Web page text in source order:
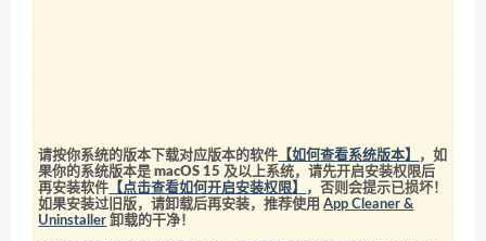
请按你系统的版本下载对应版本的软件 【如何查看系统版本】
，如
果你的系统版本是 macOS 15 及以上系统，请先开启安装权限后
再安装软件 【点击查看如何开启安装权限】
，否则会提示已损坏！
如果安装过旧版，请卸载后再安装，推荐使用App Cleaner &
Uninstaller 卸载的干净！